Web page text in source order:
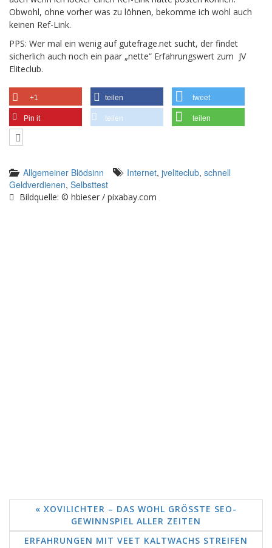
Obwohl, ohne vorher was zu löhnen, bekomme ich wohl auch
keinen Ref-Link.
PPS: Wer mal ein wenig auf gutefrage.net sucht, der findet
sicherlich auch noch ein paar „nette“ Erfahrungswert zum JV
Eliteclub.
+1 teilen tweet
Pin it teilen teilen
Allgemeiner Blödsinn Internet, jveliteclub, schnell
Geldverdienen, Selbsttest
Bildquelle: © hbieser / pixabay.com
« XOVILICHTER – DAS WOHL GRÖSSTE SEO-
GEWINNSPIEL ALLER ZEITEN
ERFAHRUNGEN MIT VEET KALTWACHS STREIFEN